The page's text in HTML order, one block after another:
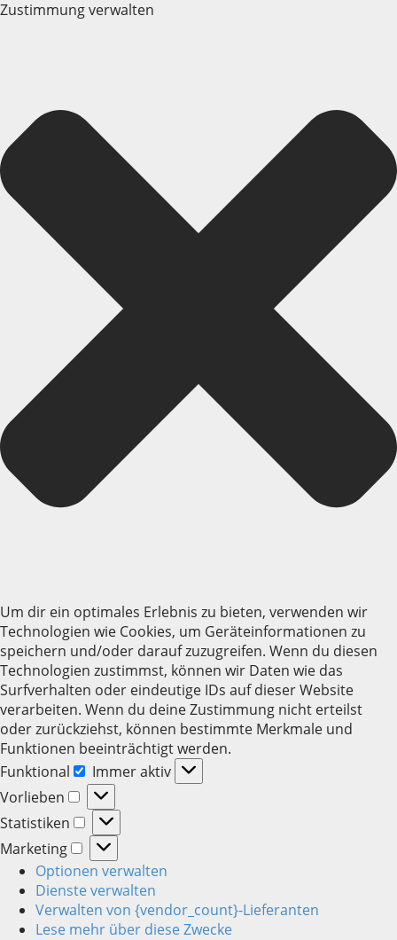
Zustimmung verwalten
Um dir ein optimales Erlebnis zu bieten, verwenden wir
Technologien wie Cookies, um Geräteinformationen zu
speichern und/oder darauf zuzugreifen. Wenn du diesen
Technologien zustimmst, können wir Daten wie das
Surfverhalten oder eindeutige IDs auf dieser Website
verarbeiten. Wenn du deine Zustimmung nicht erteilst
oder zurückziehst, können bestimmte Merkmale und
Funktionen beeinträchtigt werden.
Funktional
Funktional
Immer aktiv
Vorlieben
Vorlieben
Statistiken
Statistiken
Marketing
Marketing
Optionen verwalten
Dienste verwalten
Verwalten von {vendor_count}-Lieferanten
Lese mehr über diese Zwecke